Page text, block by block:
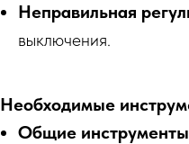
Неправильная
выключения.
Необходимые
Общие инструменты